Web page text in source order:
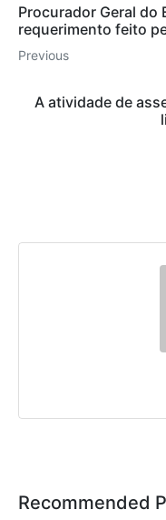
Procurador Geral do
requerimento feito
Previous
A atividade de
Recommended